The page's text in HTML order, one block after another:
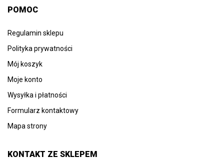
POMOC
Regulamin sklepu
Polityka prywatności
Mój koszyk
Moje konto
Wysyłka i płatności
Formularz kontaktowy
Mapa strony
KONTAKT ZE SKLEPEM